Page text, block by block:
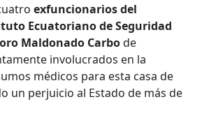
exfuncionarios del
Ecuatoriano de Seguridad
Maldonado Carbode
involucrados en la
médicos para esta casa de
un perjuicio al Estado de más de